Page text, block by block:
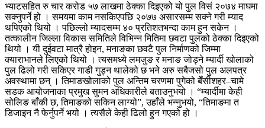
भ्याटसहित रु चार करोड ५७ लाखमा ठेक्का दिइएको यो पुल विसं २०७४ माघमा
सक्नुपर्ने हो । समयमा काम नसकिएपछि २०७७ असारसम्म सक्ने गरी म्याद
थपिएको थियो । पछिल्लो म्यादसम्म ४० प्रतिशतभन्दा काम हुन सकेन ।
तत्कालीन जिल्ला विकास समितिले विभिन्न मितिमा छवटा पुलको ठेक्का दिइएको
थियो । यी दुईवटा मात्रै होइन, मनाङका छवटै पुल निर्माणको जिम्मा
क्याराभानले लिएको थियो । त्यसमध्ये लमजुङ र मनाङ जोड्ने म्यार्दी खोलाको
पुल ढिलो गरी सकिएर गाडी गुड्न थालेको छ भने अरु सबैजसो पुल अलपत्र
अवस्थामा छन् । तिमाङखोलाको पुल अन्तिम चरणमा पुगेको बेँसीशहर–चामे
सडक आयोजनाका प्रमुख सुमन अधिकारीले बताउनुभयो । “म्यार्दीमा केही
सोलिङ बाँकी छ, तिमाङको सकिन लाग्यो”, उहाँले भन्नुभयो, “तिमाङमा त
डिजाइन नै फेर्नुपर्ने भयो । त्यसैले केही ढिलो हुन गएको हो ।